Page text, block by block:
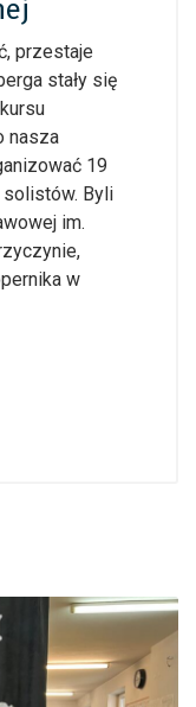
przestaje
stały się
nasza
19
solistów. Byli
im.
w